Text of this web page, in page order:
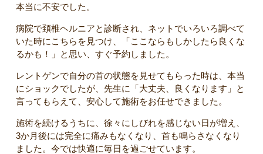
本当に不安でした。
病院で頚椎ヘルニアと診断され、ネットでいろいろ調べて
いた時にこちらを見つけ、「ここならもしかしたら良くな
るかも！」と思い、すぐ予約しました。
レントゲンで自分の首の状態を見せてもらった時は、本当
にショックでしたが、先生に「大丈夫、良くなります」と
言ってもらえて、安心して施術をお任せできました。
施術を続けるうちに、徐々にしびれを感じない日が増え、
3か月後には完全に痛みもなくなり、首も鳴らさなくなり
ました。今では快適に毎日を過ごせています。